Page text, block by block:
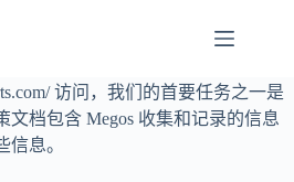
访问，我们的首要任务之一是
档包含 Megos 收集和记录的信息
息。